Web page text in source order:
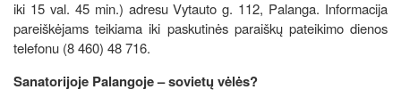
iki 15 val. 45 min.) adresu Vytauto g. 112, Palanga. Informacija
pareiškėjams teikiama iki paskutinės paraiškų pateikimo dienos
telefonu (8 460) 48 716.
Sanatorijoje Palangoje – sovietų vėlės?